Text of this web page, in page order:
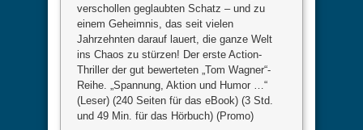
verschollen geglaubten Schatz – und zu
einem Geheimnis, das seit vielen
Jahrzehnten darauf lauert, die ganze Welt
ins Chaos zu stürzen! Der erste Action-
Thriller der gut bewerteten „Tom Wagner“-
Reihe. „Spannung, Aktion und Humor …“
(Leser) (240 Seiten für das eBook) (3 Std.
und 49 Min. für das Hörbuch) (Promo)